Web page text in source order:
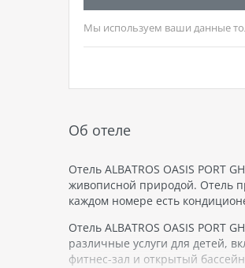
Мы используем ваши данные
Об отеле
Отель ALBATROS OASIS
живописной природой. Отель
каждом номере есть
Отель ALBATROS OASIS PORT
различные услуги для детей,
фитнес-зал и открытый